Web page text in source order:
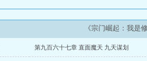
《宗门崛起：我是
第九百六十七章 直面魔天 九天谋划